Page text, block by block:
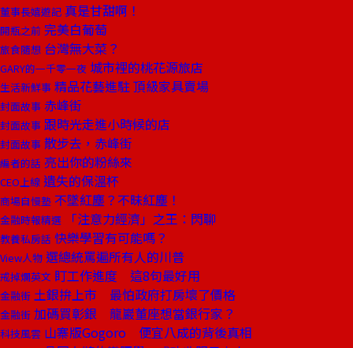
董事長嬉遊記 真是甘甜啊！
開瓶之前 完美白葡萄
旅食隨想 台灣無大菜？
GARY的一千零一夜 城市裡的桃花源旅店
生活新鮮事 精品花藝進駐 頂級家具賣場
封面故事 赤峰街
封面故事 跟時光走進小時候的店
封面故事 散步去，赤峰街
編者的話 亮出你的粉絲來
CEO上線 遺失的保溫杯
商場自慢塾 不墜紅塵？不昧紅塵！
金融時報精選 「注意力經濟」之王：閃聊
教養私房話 快樂學習有可能嗎？
View人物 選總統罵遍所有人的川普
戒掉爛英文 盯工作進度 這8句最好用
金融街 土銀拚上市 最怕政府打房壞了價格
金融街 加碼買彰銀 龍巖董座想當銀行家？
科技風雲 山寨版Gogoro 便宜八成的背後真相